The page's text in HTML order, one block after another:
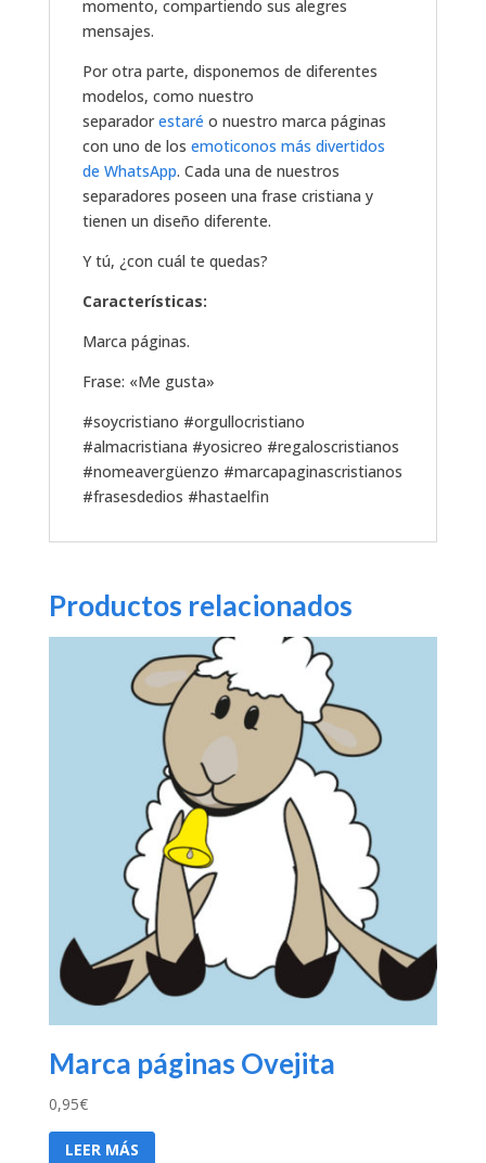
momento, compartiendo sus alegres
mensajes.
Por otra parte, disponemos de diferentes
modelos, como nuestro
separadorestaré o nuestro marca páginas
con uno de los emoticonos más divertidos
de WhatsApp. Cada una de nuestros
separadores poseen una frase cristiana y
tienen un diseño diferente.
Y tú, ¿con cuál te quedas?
Características:
Marca páginas.
Frase: «Me gusta»
#soycristiano #orgullocristiano
#almacristiana #yosicreo #regaloscristianos
#nomeavergüenzo #marcapaginascristianos
#frasesdedios #hastaelfin
Productos relacionados
Marca páginas Ovejita
0,95€
LEER MÁS